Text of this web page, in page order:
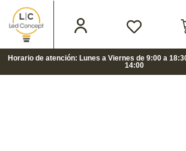
Horario de atención: Lunes a Viernes de 9:00 a
14:00